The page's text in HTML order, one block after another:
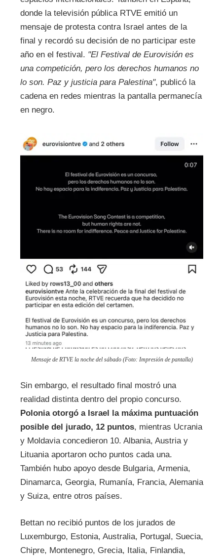
donde la televisión pública RTVE emitió un
mensaje de protesta contra Israel antes de la
final y recordó su decisión de no participar este
año en el festival. "El Festival de Eurovisión es
una competición, pero los derechos humanos no
lo son. Paz y justicia para Palestina", publicó la
cadena en redes mientras la pantalla permanecía
en negro.
Mensaje de RTVE la noche del sábado (Foto: Impresión de pantalla)
Sin embargo, el resultado final mostró una
realidad distinta dentro del propio concurso.
Polonia otorgó a Israel la máxima puntuación
posible del jurado, 12 puntos, mientras Ucrania
y Moldavia concedieron 10. Albania, Austria y
Lituania aportaron ocho puntos cada una.
También hubo apoyo desde Bulgaria, Armenia,
Dinamarca, Georgia, Rumanía, Francia, Alemania
y Suiza, entre otros países.
Bettan no recibió puntos de los jurados de
Luxemburgo, Estonia, Australia, Portugal, Suecia,
Chipre, Montenegro, Grecia, Italia, Finlandia,